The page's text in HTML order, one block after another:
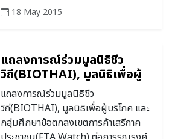
18 May 2015
แถลงการณ์ร่วมมูลนิธิชีว
วิถี(BIOTHAI), มูลนิธิเพื่อผู้
บริโภค และกลุ่มศึกษาข้อตกลง
เขตการค้าเสรีภาค
ประชาชน(FTA Watch)
แถลงการณ์ร่วมมูลนิธิชีว
วิถี(BIOTHAI), มูลนิธิเพื่อผู้บริโภค และ
กลุ่มศึกษาข้อตกลงเขตการค้าเสรีภาค